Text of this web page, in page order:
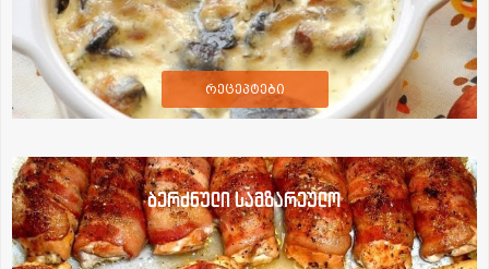
რეცეპტები
ბერძნული სამზარეულო